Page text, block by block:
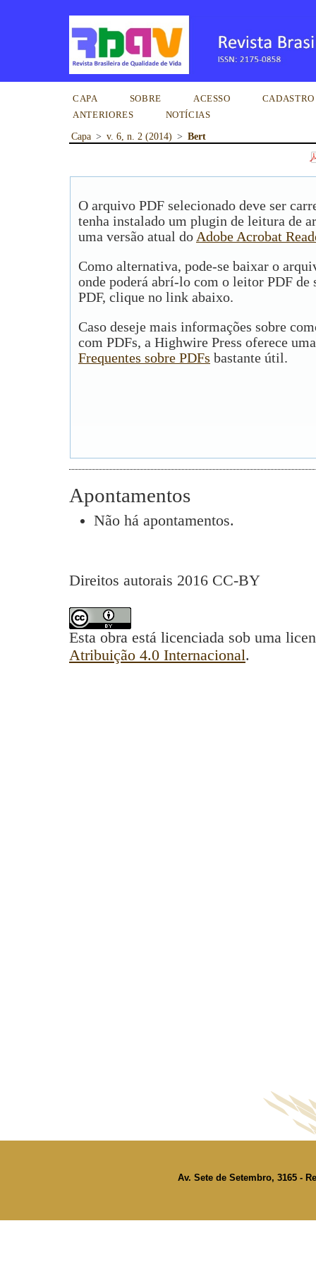
CAPA SOBRE ACESSO
CADASTRO
ANTERIORES
NOTÍCIAS
Capa > v. 6, n. 2 (2014) > Bert
O arquivo PDF selecionado deve ser
tenha instalado um plugin de leitura de
uma versão atual doAdobe Acrobat
Como alternativa, pode-se baixar o
onde poderá abrí-lo com o leitor PDF de
PDF, clique no link abaixo.
Caso deseje mais informações sobre
com PDFs, a Highwire Press oferece
Frequentes sobre PDFs bastante útil.
Apontamentos
Não há apontamentos.
Direitos autorais 2016 CC-BY
Esta obra está licenciada sob uma
Atribuição 4.0 Internacional.
Av. Sete de Setembro, 3165 -